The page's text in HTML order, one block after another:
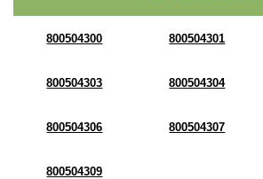
800504300 800504301
800504303 800504304
800504306 800504307
800504309